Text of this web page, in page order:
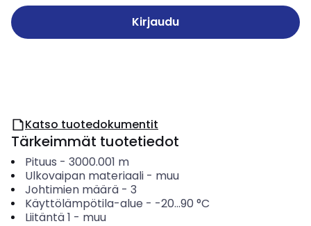
Kirjaudu
Katso tuotedokumentit
Tärkeimmät tuotetiedot
Pituus - 3000.001 m
Ulkovaipan materiaali- muu
Johtimien määrä- 3
Käyttölämpötila-alue - -20...90 °C
Liitäntä 1 - muu